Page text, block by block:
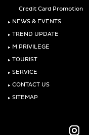
Credit Card Promotion
‣ NEWS & EVENTS
‣ TREND UPDATE
‣ M PRIVILEGE
‣ TOURIST
‣ SERVICE
‣ CONTACT US
‣ SITEMAP